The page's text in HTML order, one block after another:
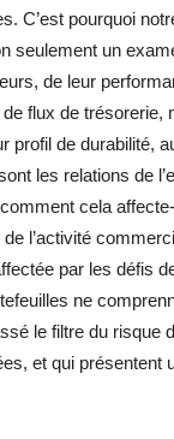
C’est pourquoi
seulement un
de leur
flux de trésorerie,
profil de durabilité,
les relations de
cela
l’activité
par les défis
ne
le filtre du risque
et qui présentent